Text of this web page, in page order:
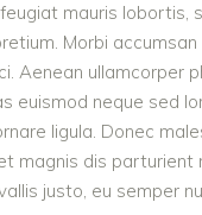
mauris lobortis,
Morbi
Aenean ullamcorper
euismod neque sed
ligula. Donec
magnis dis parturient
justo, eu semper